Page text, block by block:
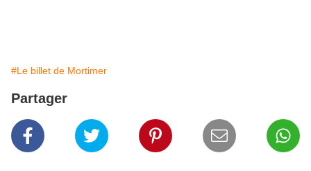
#Le billet de Mortimer
Partager